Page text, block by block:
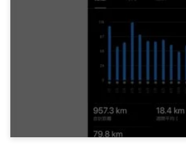
英検一級 でる順パス単 4訂
7ヶ月前